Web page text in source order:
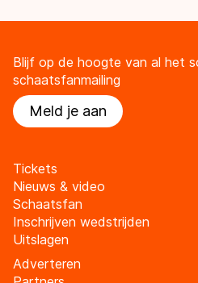
Blijf op de hoogte van al het
schaatsfanmailing
Meld je aan
Tickets
Nieuws & video
Schaatsfan
Inschrijven wedstrijden
Uitslagen
Adverteren